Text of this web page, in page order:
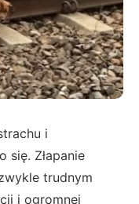
i
się. Złapanie
trudnym
i ogromnej